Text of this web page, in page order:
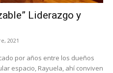
Liderazgo y
2021
por años entre los dueños
espacio, Rayuela, ahí conviven